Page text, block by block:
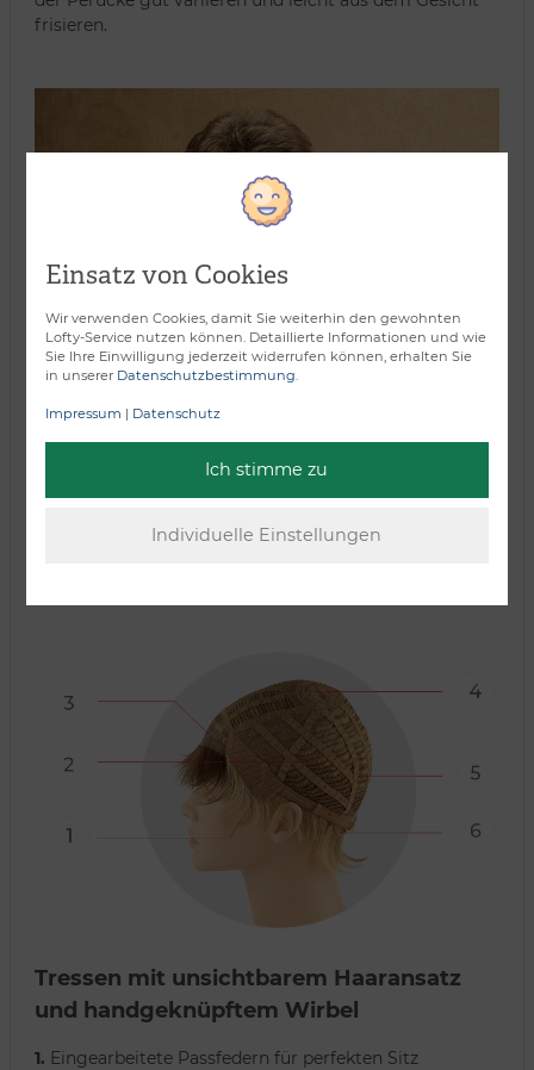
frisieren.
Tressen mit unsichtbarem Haaransatz
und handgeknüpftem Wirbel
1. Eingearbeitete Passfedern für perfekten Sitz
Einsatz von Cookies
Wir verwenden Cookies, damit Sie weiterhin den gewohnten
Lofty-Service nutzen können. Detaillierte Informationen und wie
Sie Ihre Einwilligung jederzeit widerrufen können, erhalten Sie
in unserer Datenschutzbestimmung
Impressum | Datenschutz
Ich stimme zu